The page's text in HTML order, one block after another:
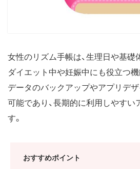
女性のリズム手帳は、生理日や基礎
ダイエット中や妊娠中にも役立つ機
データのバックアップやアプリデザ
可能であり、長期的に利用しやすい
す。
おすすめポイント